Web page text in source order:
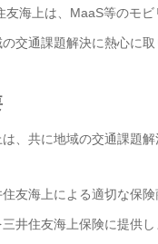
友海上は、MaaS等のモ
交通課題解決に熱心に取
、共に地域の交通課題
住友海上による適切な保
井住友海上保険に提供し